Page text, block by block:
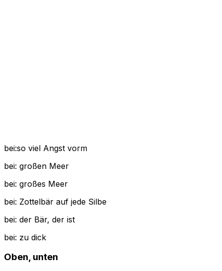
bei:so viel Angst vorm
bei: großen Meer
bei: großes Meer
bei: Zottelbär auf jede Silbe
bei: der Bär, der ist
bei: zu dick
Oben, unten